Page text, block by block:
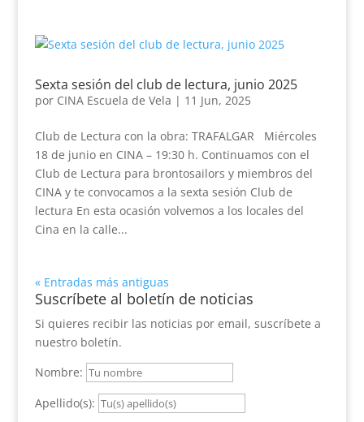
Sexta sesión del club de lectura, junio 2025
por CINA Escuela de Vela | 11 Jun, 2025
Club de Lectura con la obra: TRAFALGAR Miércoles
18 de junio en CINA – 19:30 h. Continuamos con el
Club de Lectura para brontosailors y miembros del
CINA y te convocamos a la sexta sesión Club de
lectura En esta ocasión volvemos a los locales del
Cina en la calle...
« Entradas más antiguas
Suscríbete al boletín de noticias
Si quieres recibir las noticias por email, suscríbete a
nuestro boletín.
Nombre:
Apellido(s):